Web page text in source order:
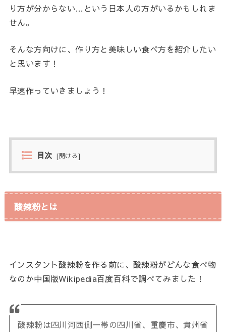
り方が分からない…という日本人の方がいるかもしれま
せん。
そんな方向けに、作り方と美味しい食べ方を紹介したい
と思います！
早速作っていきましょう！
目次 [開ける]
酸辣粉とは
インスタント酸辣粉を作る前に、酸辣粉がどんな食べ物
なのか中国版Wikipedia百度百科で調べてみました！
酸辣粉は四川河西側一帯の四川省、重慶市、貴州省